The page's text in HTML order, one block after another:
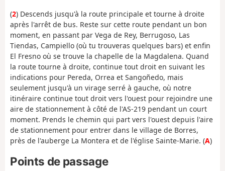
(2) Descends jusqu'à la route principale et tourne à droite
après l'arrêt de bus. Reste sur cette route pendant un bon
moment, en passant par Vega de Rey, Berrugoso, Las
Tiendas, Campiello (où tu trouveras quelques bars) et enfin
El Fresno où se trouve la chapelle de la Magdalena. Quand
la route tourne à droite, continue tout droit en suivant les
indications pour Pereda, Orrea et Sangoñedo, mais
seulement jusqu'à un virage serré à gauche, où notre
itinéraire continue tout droit vers l'ouest pour rejoindre une
aire de stationnement à côté de l'AS-219 pendant un court
moment. Prends le chemin qui part vers l'ouest depuis l'aire
de stationnement pour entrer dans le village de Borres,
près de l'auberge La Montera et de l'église Sainte-Marie. (A)
Points de passage